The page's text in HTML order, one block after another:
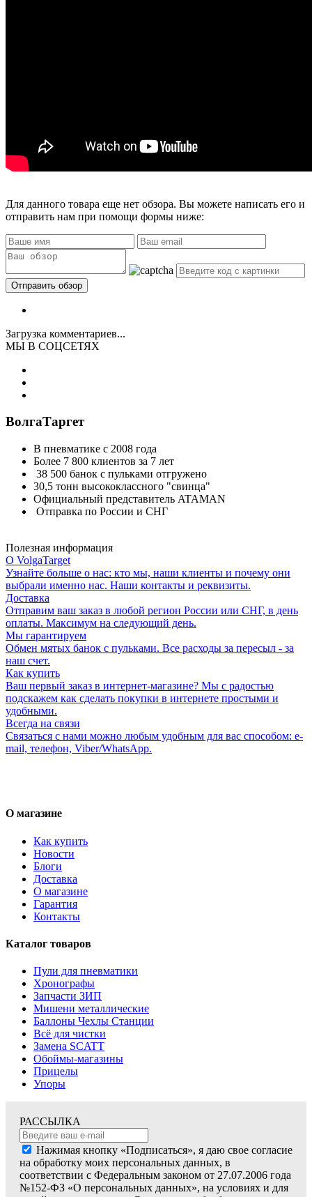
Для данного товара еще нет обзора. Вы можете написать его и
отправить нам при помощи формы ниже:
Загрузка комментариев...
МЫ В СОЦСЕТЯХ
ВолгаТаргет
В пневматике с 2008 года
Более 7 800 клиентов за 7 лет
38 500 банок с пульками отгружено
30,5 тонн высококлассного "свинца"
Официальный представитель ATAMAN
Отправка по России и СНГ
Полезная информация
О VolgaTarget
Узнайте больше о нас: кто мы, наши клиенты и почему они
выбрали именно нас. Наши контакты и реквизиты.
Доставка
Отправим ваш заказ в любой регион России или СНГ, в день
оплаты. Максимум на следующий день.
Мы гарантируем
Обмен мятых банок с пульками. Все расходы за пересыл - за
наш счет.
Как купить
Ваш первый заказ в интернет-магазине? Мы с радостью
подскажем как сделать покупки в интернете простыми и
удобными.
Всегда на связи
Связаться с нами можно любым удобным для вас способом: e-
mail, телефон, Viber/WhatsApp.
О магазине
Как купить
Новости
Блоги
Доставка
О магазине
Гарантия
Контакты
Каталог товаров
Пули для пневматики
Хронографы
Запчасти ЗИП
Мишени металлические
Баллоны Чехлы Станции
Всё для чистки
Замена SCATT
Обоймы-магазины
Прицелы
Упоры
РАССЫЛКА
Нажимая кнопку «Подписаться», я даю свое согласие
на обработку моих персональных данных, в
соответствии с Федеральным законом от 27.07.2006 года
№152-ФЗ «О персональных данных», на условиях и для